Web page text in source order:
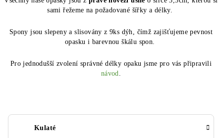
sami řežeme na požadované šířky a délky.
Spony jsou slepeny a slisovány z 9ks dýh, čímž zajišťujeme pevnost
opasku i barevnou škálu spon.
Pro jednodušší zvolení správné délky opaku jsme pro vás připravili
návod.
Kulaté